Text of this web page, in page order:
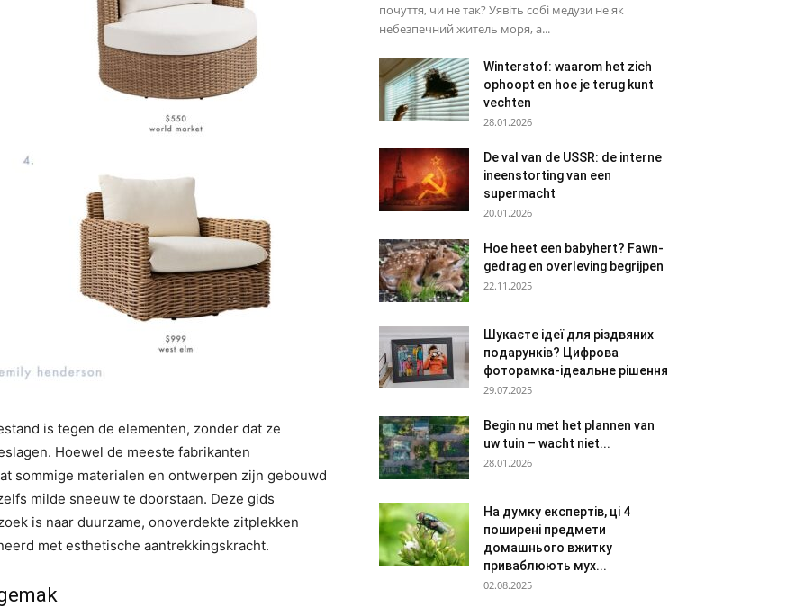
is tegen de elementen, zonder dat ze
Hoewel de meeste fabrikanten
sommige materialen en ontwerpen zijn gebouwd
milde sneeuw te doorstaan. Deze gids
is naar duurzame, onoverdekte zitplekken
met esthetische aantrekkingskracht.
почуття, чи не так? Уявіть собі медузи не як
небезпечний житель моря, а...
Winterstof: waarom het zich
ophoopt en hoe je terug kunt
vechten
28.01.2026
De val van de USSR: de interne
ineenstorting van een
supermacht
20.01.2026
Hoe heet een babyhert? Fawn-
gedrag en overleving begrijpen
22.11.2025
Шукаєте ідеї для різдвяних
подарунків? Цифрова
фоторамка-ідеальне рішення
29.07.2025
Begin nu met het plannen van
uw tuin – wacht niet...
28.01.2026
На думку експертів, ці 4
поширені предмети
домашнього вжитку
приваблюють мух...
02.08.2025